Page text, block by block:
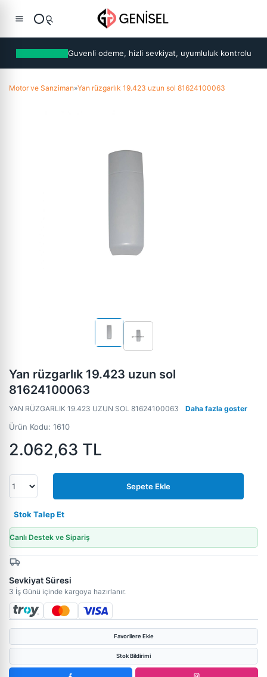
Guvenli odeme, hizli sevkiyat, uyumluluk kontrolu
Motor ve Sanziman»Yan rüzgarlık 19.423 uzun sol 81624100063
Yan rüzgarlık 19.423 uzun sol
81624100063
YAN RÜZGARLIK 19.423 UZUN SOL 81624100063 Daha fazla goster
Ürün Kodu: 1610
2.062,63 TL
Sepete Ekle
Stok Talep Et
Canlı Destek ve Sipariş
Sevkiyat Süresi
3 İş Günü içinde kargoya hazırlanır.
Favorilere Ekle
Stok Bildirimi